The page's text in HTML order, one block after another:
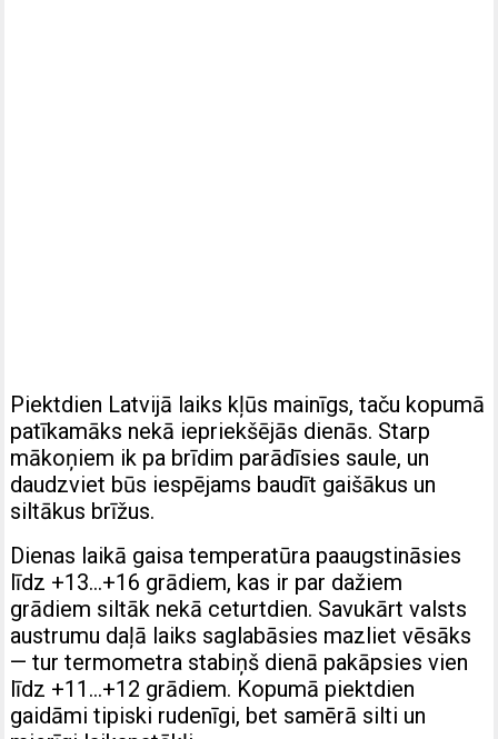
Piektdien Latvijā laiks kļūs mainīgs, taču kopumā
patīkamāks nekā iepriekšējās dienās. Starp
mākoņiem ik pa brīdim parādīsies saule, un
daudzviet būs iespējams baudīt gaišākus un
siltākus brīžus.
Dienas laikā gaisa temperatūra paaugstināsies
līdz +13…+16 grādiem, kas ir par dažiem
grādiem siltāk nekā ceturtdien. Savukārt valsts
austrumu daļā laiks saglabāsies mazliet vēsāks
— tur termometra stabiņš dienā pakāpsies vien
līdz +11…+12 grādiem. Kopumā piektdien
gaidāmi tipiski rudenīgi, bet samērā silti un